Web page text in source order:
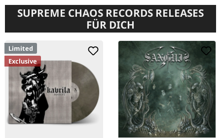
SUPREME CHAOS RECORDS RELEASES
FÜR DICH
Limited
Exclusive